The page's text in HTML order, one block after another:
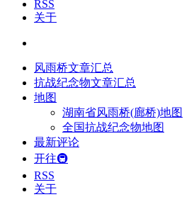
RSS
关于
风雨桥文章汇总
抗战纪念物文章汇总
地图
湖南省风雨桥(廊桥)地图
全国抗战纪念物地图
最新评论
开往🚇
RSS
关于